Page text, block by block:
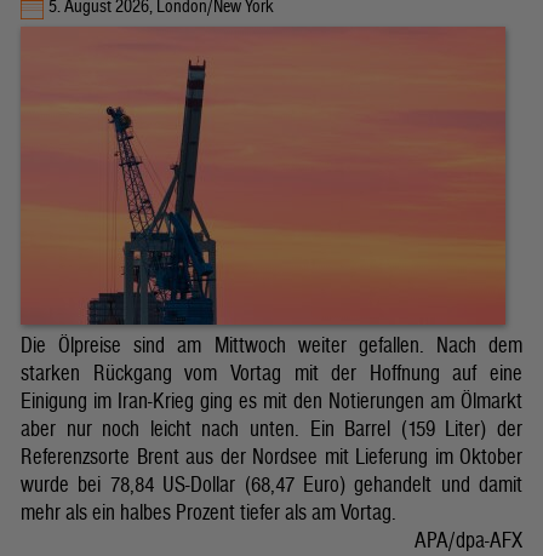
5. August 2026, London/New York
Die Ölpreise sind am Mittwoch weiter gefallen. Nach dem
starken Rückgang vom Vortag mit der Hoffnung auf eine
Einigung im Iran-Krieg ging es mit den Notierungen am Ölmarkt
aber nur noch leicht nach unten. Ein Barrel (159 Liter) der
Referenzsorte Brent aus der Nordsee mit Lieferung im Oktober
wurde bei 78,84 US-Dollar (68,47 Euro) gehandelt und damit
mehr als ein halbes Prozent tiefer als am Vortag.
APA/dpa-AFX